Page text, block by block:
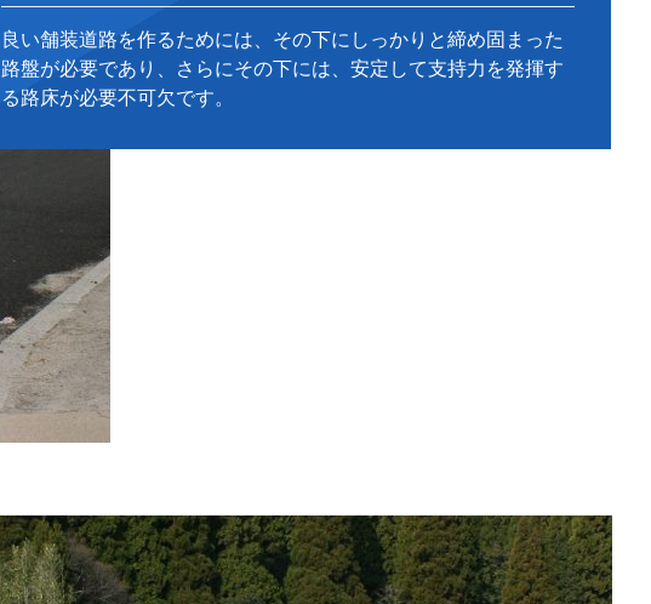
良い舗装道路を作るためには、その下にしっかりと締め固まった
路盤が必要であり、さらにその下には、安定して支持力を発揮す
る路床が必要不可欠です。